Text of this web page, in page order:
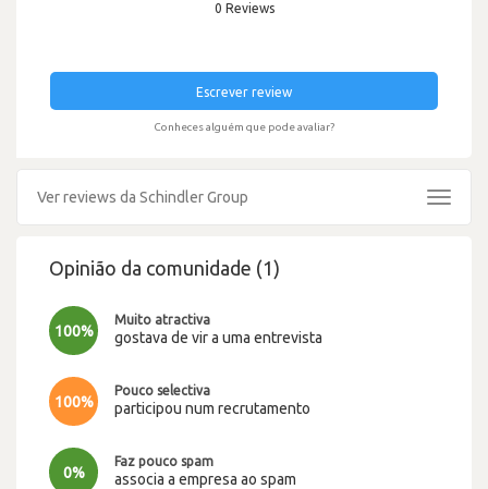
0 Reviews
Escrever review
Conheces alguém que pode avaliar?
Ver reviews da Schindler Group
Toggle
Opinião da comunidade (1)
100%
Muito atractiva
gostava de vir a uma entrevista
100%
Pouco selectiva
participou num recrutamento
0%
Faz pouco spam
associa a empresa ao spam